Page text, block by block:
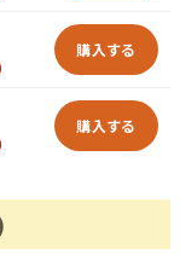
購入する
購入する